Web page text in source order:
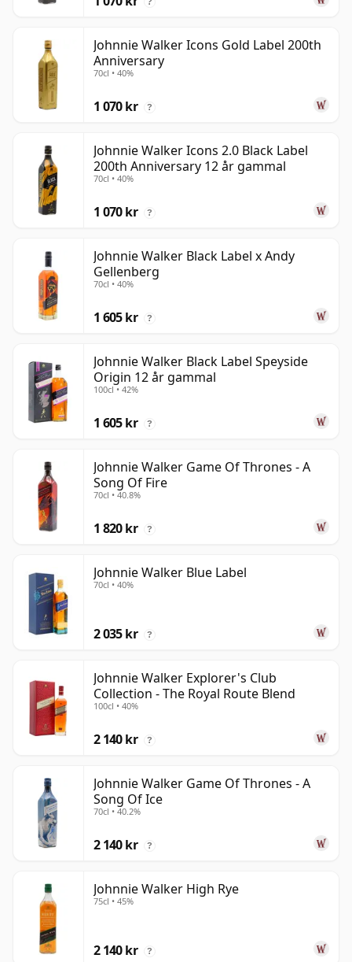
Johnnie Walker Icons Gold Label 200th
Anniversary
70cl • 40%
1 070 kr ?
Johnnie Walker Icons 2.0 Black Label
200th Anniversary 12 år gammal
70cl • 40%
1 070 kr ?
Johnnie Walker Black Label x Andy
Gellenberg
70cl • 40%
1 605 kr ?
Johnnie Walker Black Label Speyside
Origin 12 år gammal
100cl • 42%
1 605 kr ?
Johnnie Walker Game Of Thrones - A
Song Of Fire
70cl • 40.8%
1 820 kr ?
Johnnie Walker Blue Label
70cl • 40%
2 035 kr ?
Johnnie Walker Explorer's Club
Collection - The Royal Route Blend
100cl • 40%
2 140 kr ?
Johnnie Walker Game Of Thrones - A
Song Of Ice
70cl • 40.2%
2 140 kr ?
Johnnie Walker High Rye
75cl • 45%
2 140 kr ?